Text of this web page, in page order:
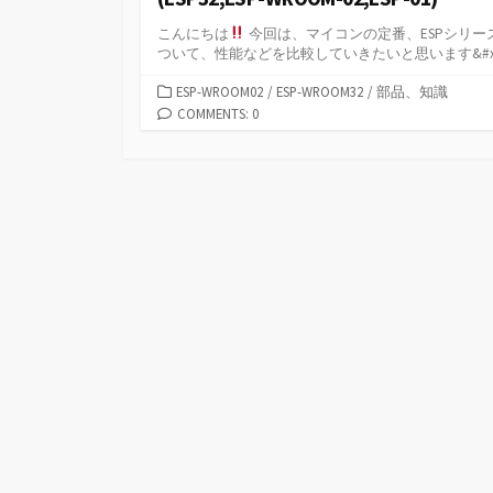
こんにちは
今回は、マイコンの定番、ESPシリー
ついて、性能などを比較していきたいと思います
カ
テ
ESP-WROOM02 / ESP-WROOM32 / 部品、知識
COMMENTS: 0